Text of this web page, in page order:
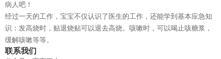
病人吧！
经过一天的工作，宝宝不仅认识了医生的工作，还能学到基本应急知
识：发高烧时，贴退烧贴可以退去高烧。咳嗽时，可以喝止咳糖浆，
缓解咳嗽等等。
联系我们